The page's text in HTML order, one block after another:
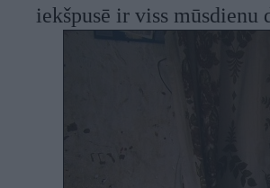
iekšpusē ir viss mūsdienu